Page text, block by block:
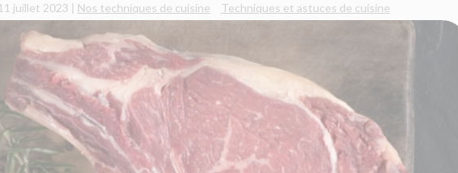
juillet 2023 | Nos techniques de cuisine Techniques et astuces de cuisine